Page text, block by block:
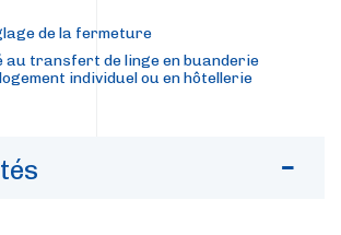
de la fermeture
au transfert de linge en buanderie
individuel ou en hôtellerie